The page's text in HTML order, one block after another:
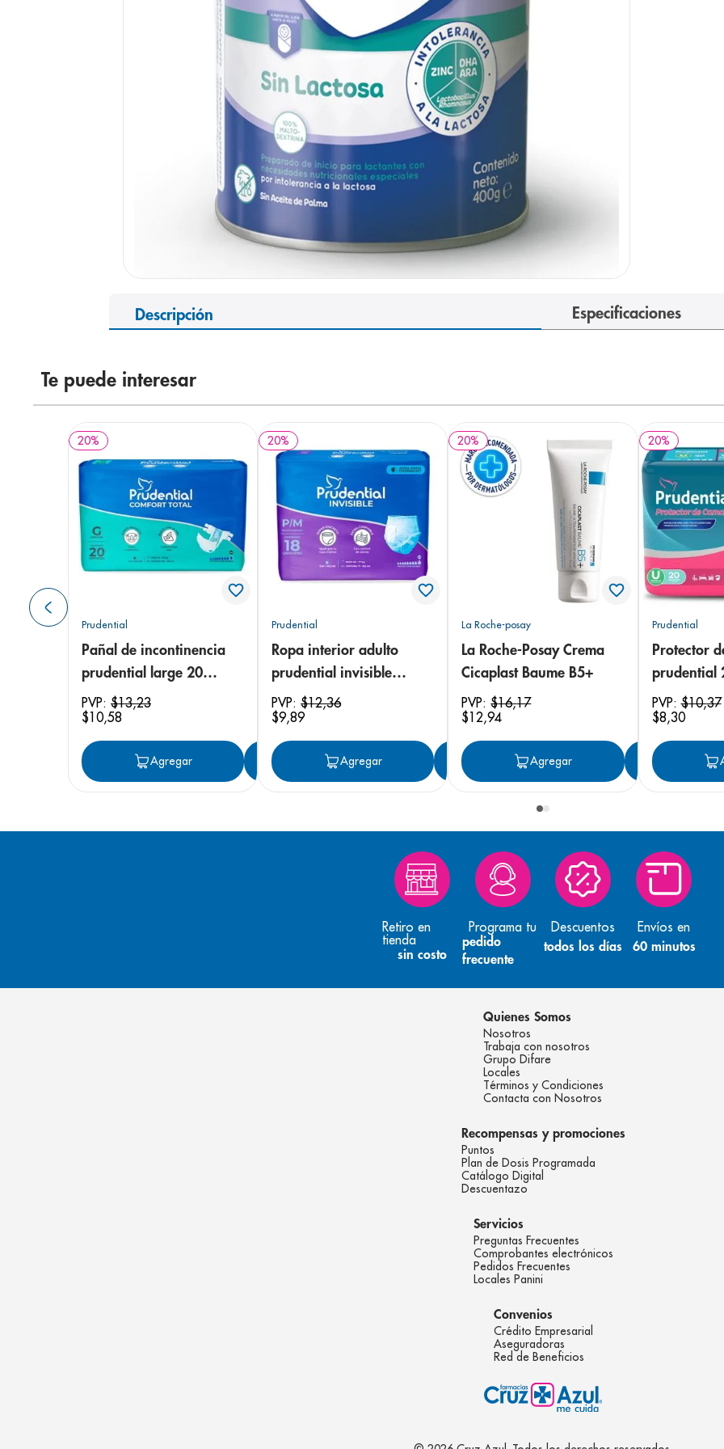
Descripción Especificaciones
Te puede interesar
20%
Prudential
Pañal de incontinencia
prudential large 20
unidades
PVP: $13,23
$10,58
Agregar Agregar
20%
Prudential
Ropa interior adulto
prudential invisible
small/medium 18
unidades
PVP:$12,36
$9,89
Agregar Agregar
20%
La Roche-posay
La Roche-Posay Crema
Cicaplast Baume B5+
PVP:$16,17
$12,94
Agregar
20%
Prudential
Protector
prudential
PVP:$10,37
$8,30
Retiro en
tienda
sin costo
Programa tu
pedido
frecuente
Descuentos
todos los días
Envíos en
60 minutos
Quienes Somos
Nosotros
Trabaja con nosotros
Grupo Difare
Locales
Términos y Condiciones
Contacta con Nosotros
Recompensas y promociones
Puntos
Plan de Dosis Programada
Catálogo Digital
Descuentazo
Servicios
Preguntas Frecuentes
Comprobantes electrónicos
Pedidos Frecuentes
Locales Panini
Convenios
Crédito Empresarial
Aseguradoras
Red de Beneficios
. pediasure
desodorante